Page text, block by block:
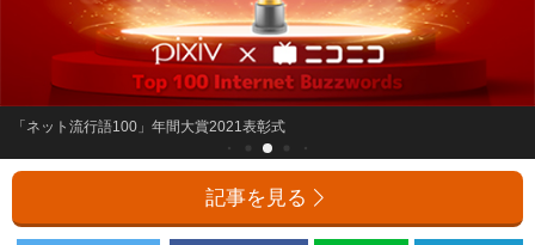
「ネット流行語100」年間大賞2021表彰式
記事を見る